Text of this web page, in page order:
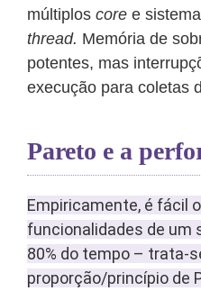
múltiplos core e
thread. Memória de
potentes, mas
execução para coletas
Pareto e a
Empiricamente, é fácil
funcionalidades de um
80% do tempo – trata-
proporção/princípio de